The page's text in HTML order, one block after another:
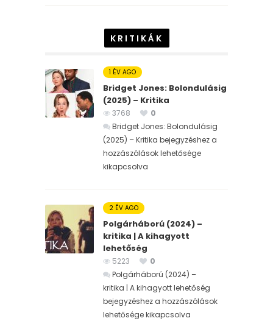
KRITIKÁK
1 ÉV AGO
Bridget Jones: Bolondulásig
(2025) – Kritika
3768
0
Bridget Jones: Bolondulásig
(2025) – Kritika bejegyzéshez a
hozzászólások lehetősége
kikapcsolva
2 ÉV AGO
Polgárháború (2024) –
kritika | A kihagyott
lehetőség
5223
0
Polgárháború (2024) –
kritika | A kihagyott lehetőség
bejegyzéshez a hozzászólások
lehetősége kikapcsolva